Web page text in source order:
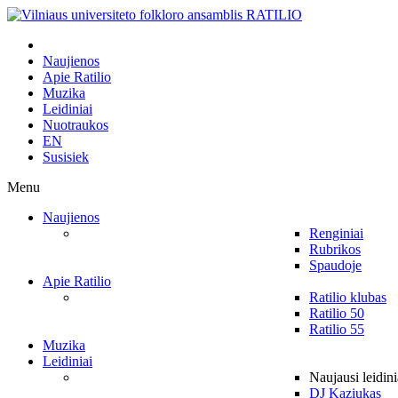
Naujienos
Apie Ratilio
Muzika
Leidiniai
Nuotraukos
EN
Susisiek
Menu
Naujienos
Renginiai
Rubrikos
Spaudoje
Apie Ratilio
Ratilio klubas
Ratilio 50
Ratilio 55
Muzika
Leidiniai
Naujausi
DJ Kaziukas